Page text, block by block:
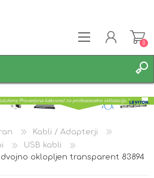
0
Kabli / Adapterji
USB kabli
dvojno oklopljen transparent 83894